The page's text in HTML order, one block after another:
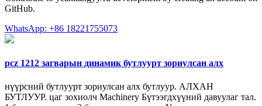
GitHub.
WhatsApp: +86 18221755073
pcz 1212 загварын динамик бутлуурт зориулсан алх
нүүрсний бутлуурт зориулсан алх бутлуур. АЛХАН
БУТЛУУР. цаг зохиолч Machinery Бүтээгдхүүний давуулаг тал.